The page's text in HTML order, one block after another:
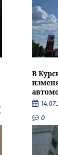
В
0